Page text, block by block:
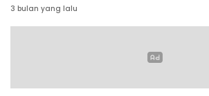
3 bulan yang lalu